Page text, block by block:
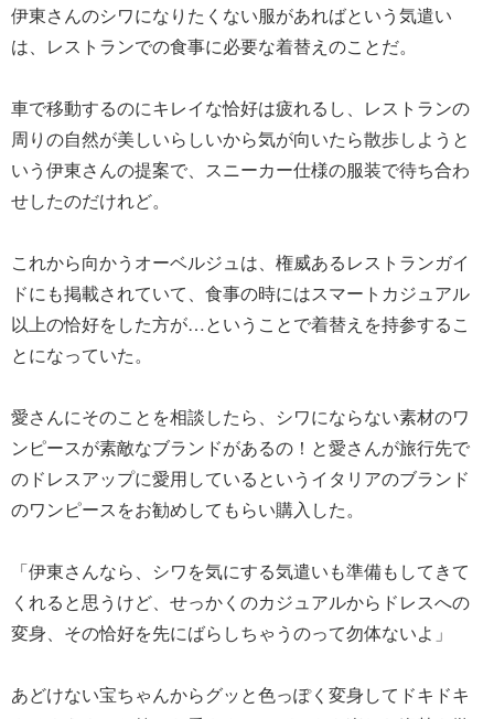
伊東さんのシワになりたくない服があればという気遣い
は、レストランでの食事に必要な着替えのことだ。
車で移動するのにキレイな恰好は疲れるし、レストランの
周りの自然が美しいらしいから気が向いたら散歩しようと
いう伊東さんの提案で、スニーカー仕様の服装で待ち合わ
せしたのだけれど。
これから向かうオーベルジュは、権威あるレストランガイ
ドにも掲載されていて、食事の時にはスマートカジュアル
以上の恰好をした方が…ということで着替えを持参するこ
とになっていた。
愛さんにそのことを相談したら、シワにならない素材のワ
ンピースが素敵なブランドがあるの！と愛さんが旅行先で
のドレスアップに愛用しているというイタリアのブランド
のワンピースをお勧めしてもらい購入した。
「伊東さんなら、シワを気にする気遣いも準備もしてきて
くれると思うけど、せっかくのカジュアルからドレスへの
変身、その恰好を先にばらしちゃうのって勿体ないよ」
あどけない宝ちゃんからグッと色っぽく変身してドキドキ